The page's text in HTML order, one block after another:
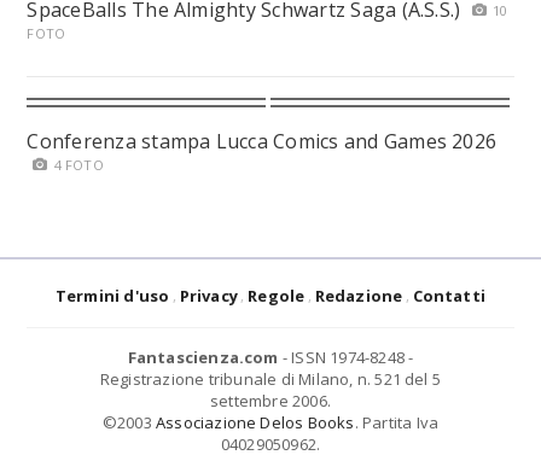
SpaceBalls The Almighty Schwartz Saga (A.S.S.)
10
FOTO
Conferenza stampa Lucca Comics and Games 2026
4 FOTO
Termini d'uso Privacy Regole Redazione Contatti
Fantascienza.com - ISSN 1974-8248 -
Registrazione tribunale di Milano, n. 521 del 5
settembre 2006.
©2003 Associazione Delos Books. Partita Iva
04029050962.